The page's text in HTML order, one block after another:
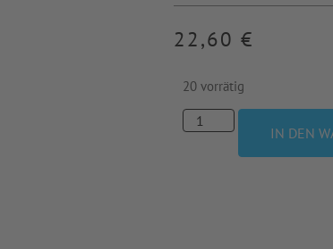
22,60 €
20 vorrätig
IN DEN